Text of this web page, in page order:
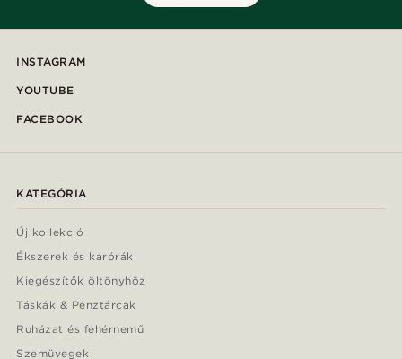
INSTAGRAM
YOUTUBE
FACEBOOK
KATEGÓRIA
Új kollekció
Ékszerek és karórák
Kiegészítők öltönyhöz
Táskák & Pénztárcák
Ruházat és fehérnemű
Szemüvegek